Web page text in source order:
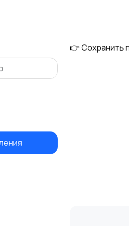
Красота и здоровье
👉 Сохранить